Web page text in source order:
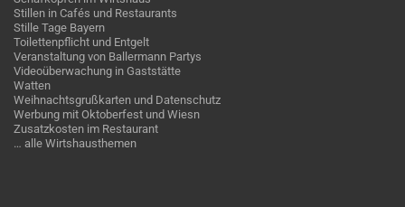
Stillen in Cafés und Restaurants
Stille Tage Bayern
Toilettenpflicht und Entgelt
Veranstaltung von Ballermann Partys
Videoüberwachung in Gaststätte
Watten
Weihnachtsgrußkarten und Datenschutz
Werbung mit Oktoberfest und Wiesn
Zusatzkosten im Restaurant
… alle Wirtshausthemen